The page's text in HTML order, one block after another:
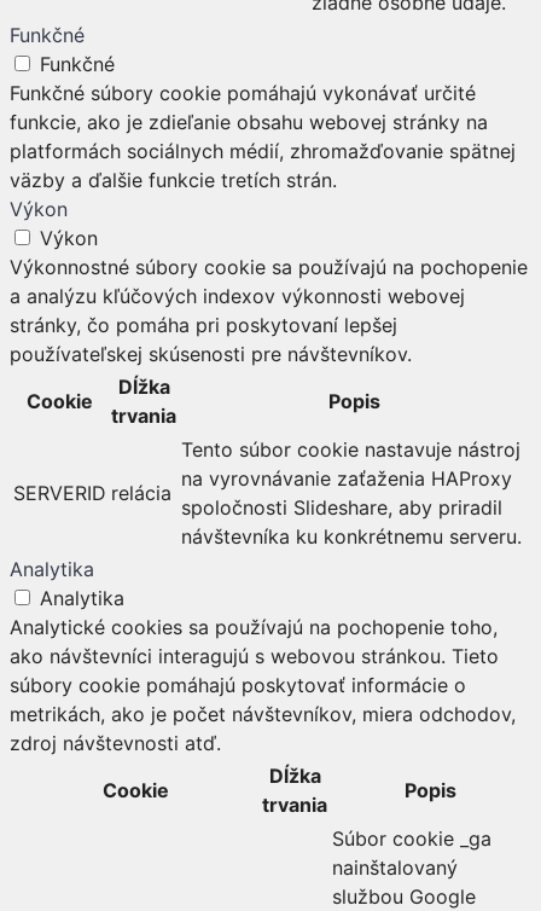
Funkčné
Funkčné
Funkčné súbory cookie pomáhajú vykonávať určité
funkcie, ako je zdieľanie obsahu webovej stránky na
platformách sociálnych médií, zhromažďovanie spätnej
väzby a ďalšie funkcie tretích strán.
Výkon
Výkon
Výkonnostné súbory cookie sa používajú na pochopenie
a analýzu kľúčových indexov výkonnosti webovej
stránky, čo pomáha pri poskytovaní lepšej
používateľskej skúsenosti pre návštevníkov.
Cookie
Dĺžka
trvania
Popis
SERVERID relácia
Tento súbor cookie nastavuje nástroj
na vyrovnávanie zaťaženia HAProxy
spoločnosti Slideshare, aby priradil
návštevníka ku konkrétnemu serveru.
Analytika
Analytika
Analytické cookies sa používajú na pochopenie toho,
ako návštevníci interagujú s webovou stránkou. Tieto
súbory cookie pomáhajú poskytovať informácie o
metrikách, ako je počet návštevníkov, miera odchodov,
zdroj návštevnosti atď.
Cookie
Dĺžka
trvania
Popis
Súbor cookie _ga
nainštalovaný
službou Google